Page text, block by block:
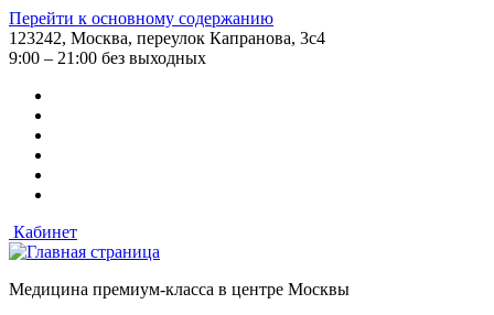
Перейти к основному содержанию
123242, Москва, переулок Капранова, 3с4
9:00 – 21:00 без выходных
Кабинет
Медицина премиум-класса в центре Москвы